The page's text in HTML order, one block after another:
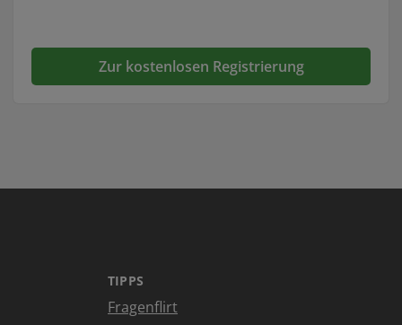
Zur kostenlosen Registrierung
TIPPS
Fragenflirt